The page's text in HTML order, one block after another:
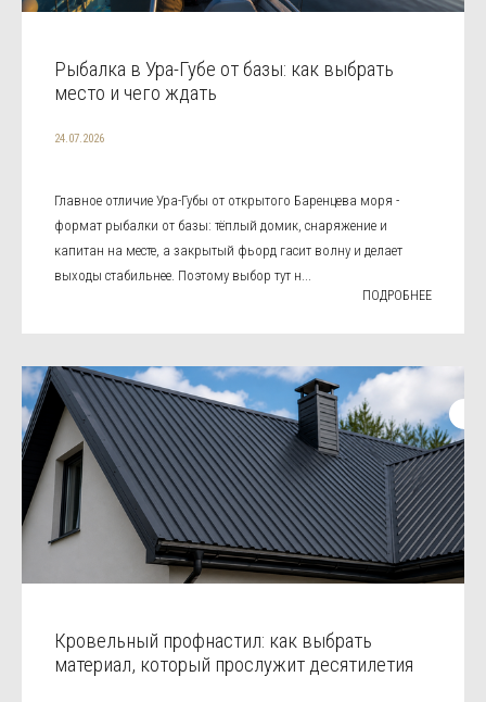
Рыбалка в Ура-Губе от базы: как выбрать
место и чего ждать
24.07.2026
Главное отличие Ура-Губы от открытого Баренцева моря -
формат рыбалки от базы: тёплый домик, снаряжение и
капитан на месте, а закрытый фьорд гасит волну и делает
выходы стабильнее. Поэтому выбор тут н...
ПОДРОБНЕЕ
Кровельный профнастил: как выбрать
материал, который прослужит десятилетия